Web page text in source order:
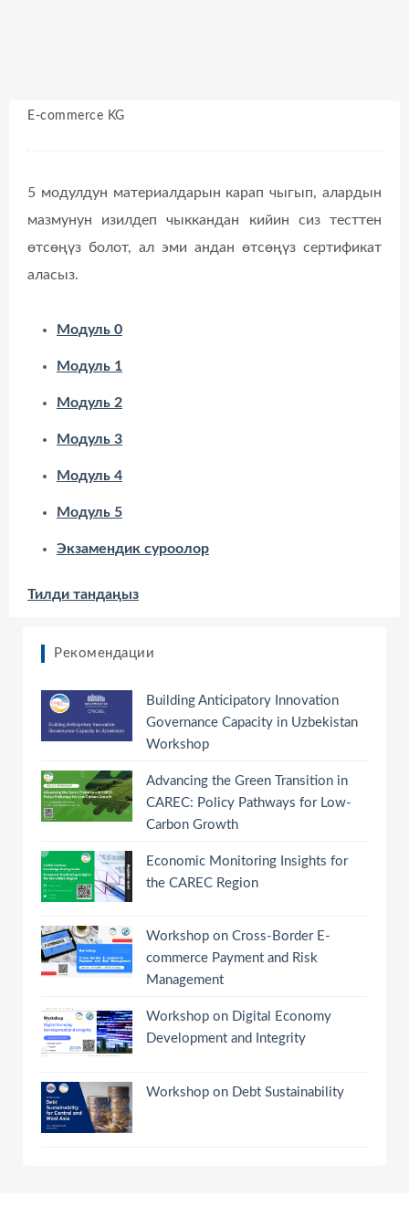
E-commerce KG
5 модулдун материалдарын карап чыгып, алардын
мазмунун изилдеп чыккандан кийин сиз тесттен
өтсөңүз болот, ал эми андан өтсөңүз сертификат
аласыз.
Модуль 0
Модуль 1
Модуль 2
Модуль 3
Модуль 4
Модуль 5
Экзамендик суроолор
Тилди тандаңыз
Рекомендации
Building Anticipatory Innovation
Governance Capacity in Uzbekistan
Workshop
Advancing the Green Transition in
CAREC: Policy Pathways for Low-
Carbon Growth
Economic Monitoring Insights for
the CAREC Region
Workshop on Cross-Border E-
commerce Payment and Risk
Management
Workshop on Digital Economy
Development and Integrity
Workshop on Debt Sustainability